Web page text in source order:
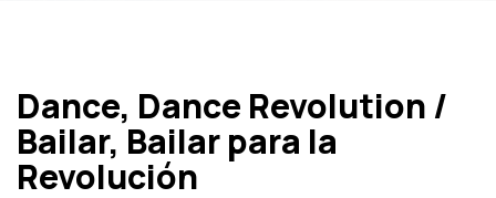
Dance, Dance Revolution /
Bailar, Bailar para la
Revolución